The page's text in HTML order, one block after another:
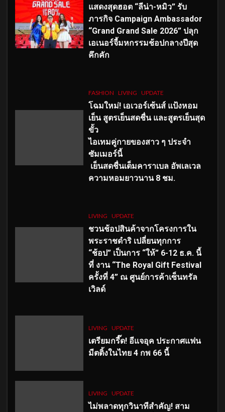
แสดงสุดฮอต “ลีน่า-หมิว” รับ
ภารกิจ Campaign Ambassador
“Grand Grand Sale 2026” ปลุก
เอเนอร์จี้มหกรรมช้อปกลางปีสุด
คึกคัก
FASHION LIVING UPDATE
โฉมใหม่! เอเวอร์เซ้นส์ แป้งหอม
เย็น สูตรเย็นสดชื่น และสูตรเย็นสุด
ขั้ว
ไอเทมคู่กายของสาว ๆ ประจำ
ซัมเมอร์นี้
เย็นสดชื่นเต็มคาราเบล อัพเลเวล
ความหอมยาวนาน 8 ชม.
LIVING UPDATE
ชวนช้อปสินค้าจากโครงการใน
พระราชดำริ เปลี่ยนทุกการ
“ช้อป” เป็นการ “ให้” 6-12 ธ.ค. นี้
ที่ งาน “The Royal Gift Festival
ครั้งที่ 4” ณ ศูนย์การค้าเซ็นทรัล
เวิลด์
LIVING UPDATE
เตรียมกรี๊ด! อีแจอุค ประกาศแฟน
มีตติ้งในไทย 4 กพ 66 นี้
LIVING UPDATE
ไม่พลาดทุกวินาทีสำคัญ! สาม